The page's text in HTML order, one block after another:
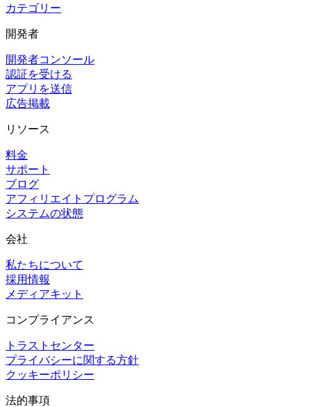
カテゴリー
開発者
開発者コンソール
認証を受ける
アプリを送信
広告掲載
リソース
料金
サポート
ブログ
アフィリエイトプログラム
システムの状態
会社
私たちについて
採用情報
メディアキット
コンプライアンス
トラストセンター
プライバシーに関する方針
クッキーポリシー
法的事項